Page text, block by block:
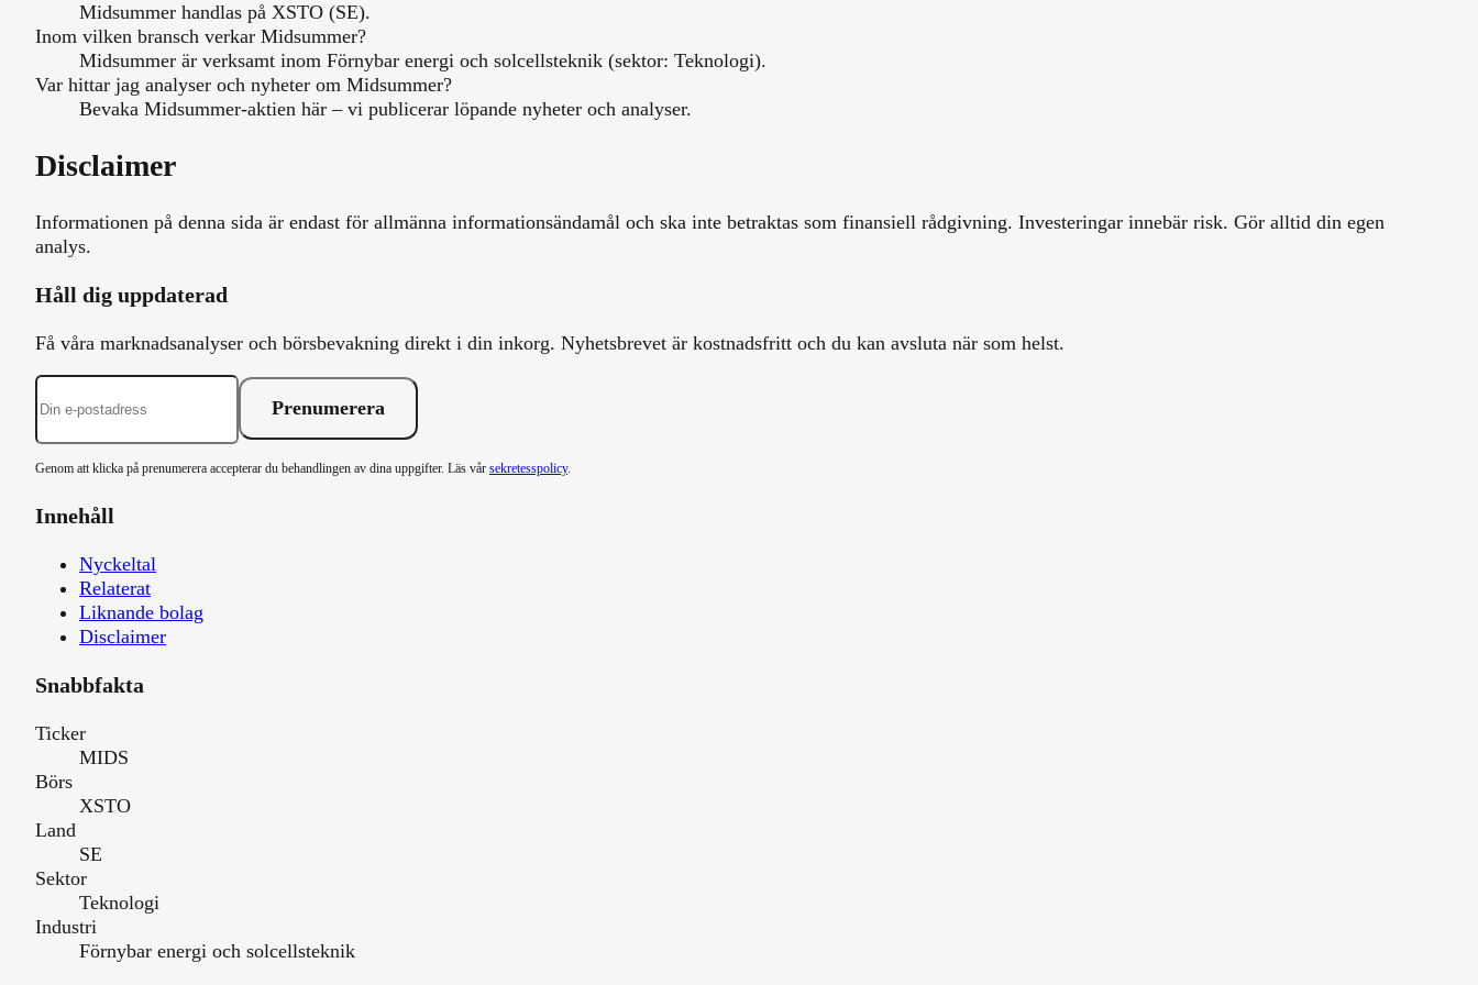
Midsummer handlas på XSTO (SE).
Inom vilken bransch verkar Midsummer?
Midsummer är verksamt inom Förnybar energi och solcellsteknik (sektor: Teknologi).
Var hittar jag analyser och nyheter om Midsummer?
Bevaka Midsummer-aktien här – vi publicerar löpande nyheter och analyser.
Disclaimer
Informationen på denna sida är endast för allmänna informationsändamål och ska inte betraktas som finansiell rådgivning. Investeringar innebär risk. Gör alltid din egen
analys.
Håll dig uppdaterad
Få våra marknadsanalyser och börsbevakning direkt i din inkorg. Nyhetsbrevet är kostnadsfritt och du kan avsluta när som helst.
Prenumerera
Genom att klicka på prenumerera accepterar du behandlingen av dina uppgifter. Läs vår sekretesspolicy.
Innehåll
Nyckeltal
Relaterat
Liknande bolag
Disclaimer
Snabbfakta
Ticker
MIDS
Börs
XSTO
Land
SE
Sektor
Teknologi
Industri
Förnybar energi och solcellsteknik